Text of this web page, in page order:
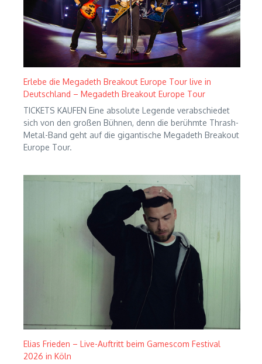
Erlebe die Megadeth Breakout Europe Tour live in
Deutschland – Megadeth Breakout Europe Tour
TICKETS KAUFEN Eine absolute Legende verabschiedet
sich von den großen Bühnen, denn die berühmte Thrash-
Metal-Band geht auf die gigantische Megadeth Breakout
Europe Tour.
Elias Frieden – Live-Auftritt beim Gamescom Festival
2026 in Köln